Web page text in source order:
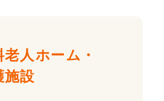
人ホーム・
施設